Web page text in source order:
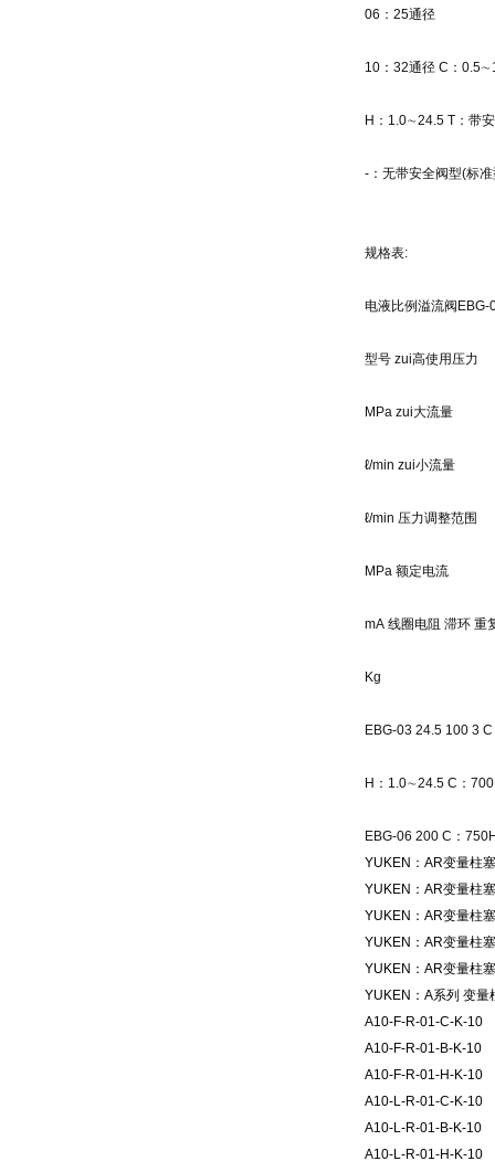
06 ： 25通径
10 ： 32通径 C ： 0.5∼
H ： 1.0∼24.5 T ：带
- ：无带安全阀型(标
规格表:
电液比例溢流阀 EBG-
型号 zui高使用压力
MPa zui大流量
ℓ/min zui小流量
ℓ/min 压力调整范围
MPa 额定电流
mA 线圈电阻 滞环 重
Kg
EBG-03 24.5 100 3 C
H ： 1.0∼24.5 C ：
EBG-06 200 C ：
YUKEN：AR变量柱
YUKEN：AR变量柱
YUKEN：AR变量柱
YUKEN：AR变量柱
YUKEN：AR变量柱
YUKEN：A系列 变
A10-F-R-01-C-K-10
A10-F-R-01-B-K-10
A10-F-R-01-H-K-10
A10-L-R-01-C-K-10
A10-L-R-01-B-K-10
A10-L-R-01-H-K-10